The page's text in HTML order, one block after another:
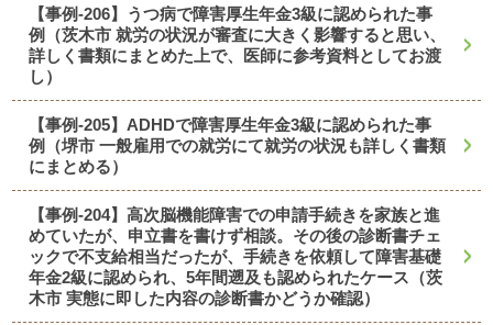
【事例-206】うつ病で障害厚生年金3級に認められた事
例（茨木市 就労の状況が審査に大きく影響すると思い、
詳しく書類にまとめた上で、医師に参考資料としてお渡
し）
【事例-205】ADHDで障害厚生年金3級に認められた事
例（堺市 一般雇用での就労にて就労の状況も詳しく書類
にまとめる）
【事例-204】高次脳機能障害での申請手続きを家族と進
めていたが、申立書を書けず相談。その後の診断書チェ
ックで不支給相当だったが、手続きを依頼して障害基礎
年金2級に認められ、5年間遡及も認められたケース（茨
木市 実態に即した内容の診断書かどうか確認）